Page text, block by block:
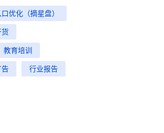
优化（摘星盘）
货
教育培训
告 行业报告